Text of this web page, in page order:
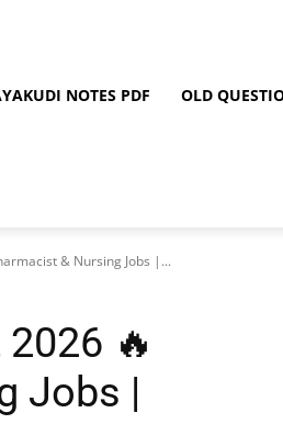
NOTES PDF OLD
& Nursing Jobs |...
🔥
Jobs |